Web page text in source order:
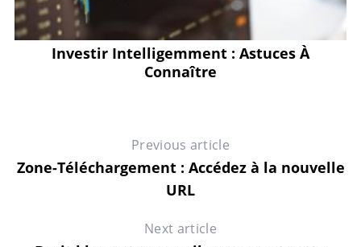
Investir Intelligemment : Astuces À
Connaître
Previous article
Zone-Téléchargement : Accédez à la nouvelle
URL
Next article